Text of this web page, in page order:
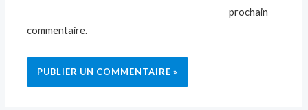
prochain
commentaire.